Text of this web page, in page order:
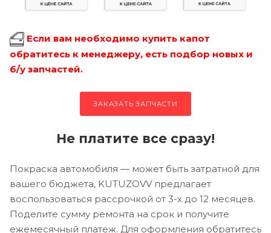
Если вам необходимо купить капот
обратитесь к менеджеру, есть подбор новых и
б/у запчастей.
ЗАКАЗАТЬ ЗАПЧАСТИ
Не платите все сразу!
Покраска автомобиля — может быть затратной для
вашего бюджета, KUTUZOVV предлагает
воспользоваться рассрочкой от 3-х до 12 месяцев.
Поделите сумму ремонта на срок и получите
ежемесячный платеж. Для оформления обратитесь